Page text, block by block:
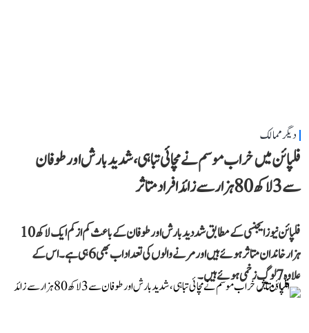
دیگر ممالک
فلپائن میں خراب موسم نے مچائی تباہی، شدید بارش اور طوفان
سے 3 لاکھ 80 ہزار سے زائد افراد متاثر
فلپائن نیوز ایجنسی کے مطابق شددید بارش اور طوفان کے باعث کم از کم ایک لاکھ 10
ہزار خاندان متاثر ہوئے ہیں اور مرنے والوں کی تعداد اب بھی 6 ہی ہے۔ اس کے
علاوہ 7 لوگ زخمی ہوئے ہیں۔